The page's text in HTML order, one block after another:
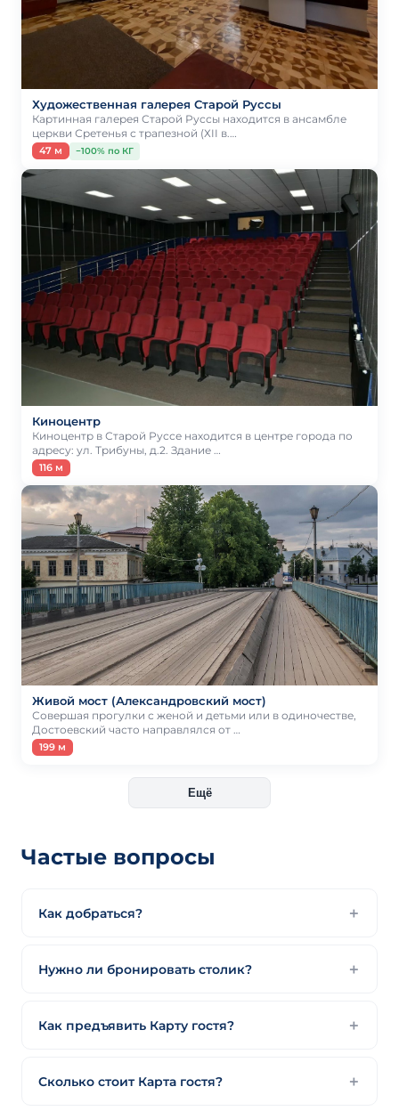
Художественная галерея Старой Руссы
Картинная галерея Старой Руссы находится в ансамбле
церкви Сретенья с трапезной (ХII в.…
47 м −100% по КГ
Киноцентр
Киноцентр в Старой Руссе находится в центре города по
адресу: ул. Трибуны, д.2. Здание …
116 м
Живой мост (Александровский мост)
Совершая прогулки с женой и детьми или в одиночестве,
Достоевский часто направлялся от …
199 м
Ещё
Частые вопросы
Как добраться?
Нужно ли бронировать столик?
Как предъявить Карту гостя?
Сколько стоит Карта гостя?